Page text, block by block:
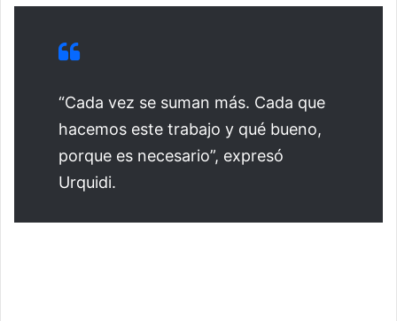
“Cada vez se suman más. Cada que
hacemos este trabajo y qué bueno,
porque es necesario”, expresó
Urquidi.